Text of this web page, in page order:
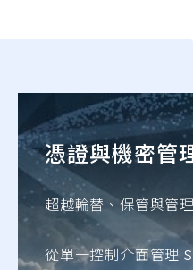
憑證與機密管
超越輪替、保管與管
從單一控制介面管理